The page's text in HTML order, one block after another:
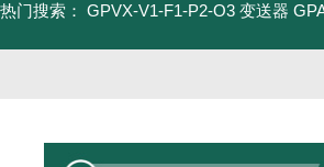
热门搜索： GPVX-V1-F1-P2-O3 变送器